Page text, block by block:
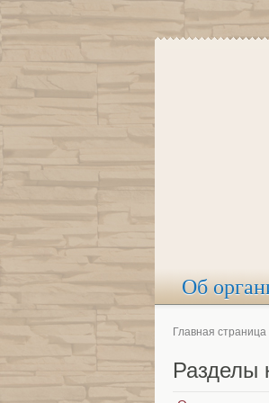
Об
Главная страница
Разделы